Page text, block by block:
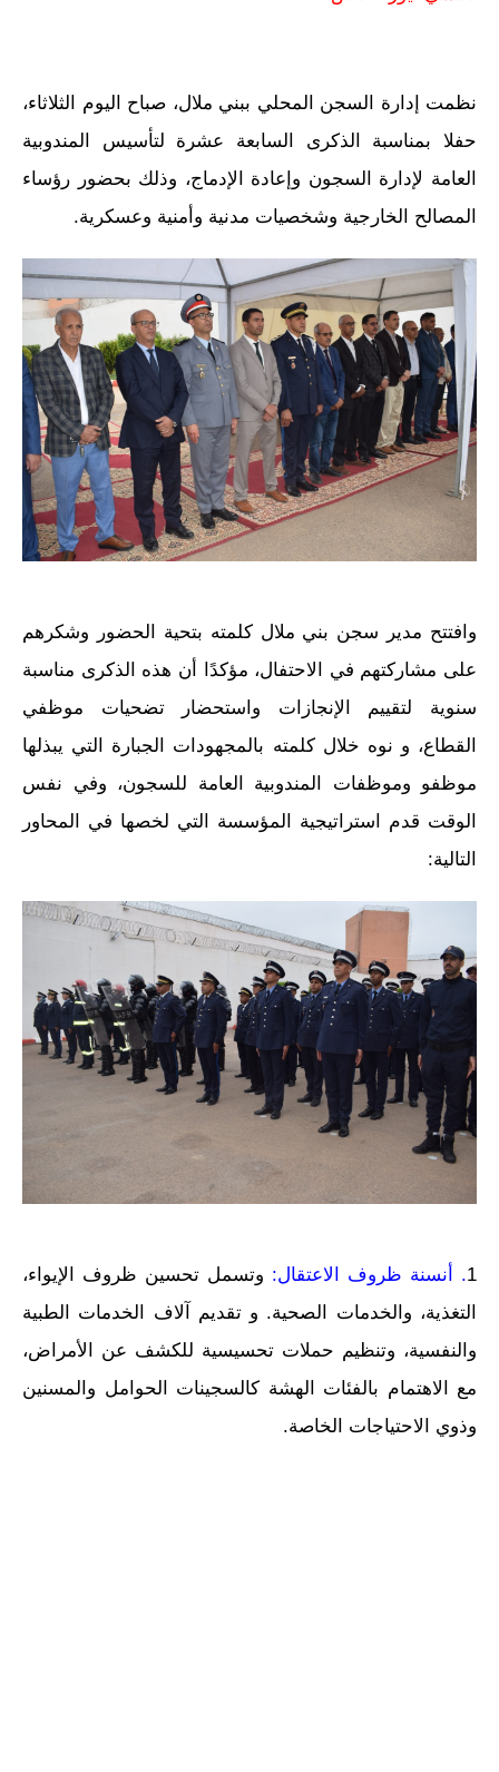
نظمت إدارة السجن المحلي ببني ملال، صباح اليوم الثلاثاء،
حفلا بمناسبة الذكرى السابعة عشرة لتأسيس المندوبية
العامة لإدارة السجون وإعادة الإدماج، وذلك بحضور رؤساء
المصالح الخارجية وشخصيات مدنية وأمنية وعسكرية.
وافتتح مدير سجن بني ملال كلمته بتحية الحضور وشكرهم
على مشاركتهم في الاحتفال، مؤكدًا أن هذه الذكرى مناسبة
سنوية لتقييم الإنجازات واستحضار تضحيات موظفي
القطاع، و نوه خلال كلمته بالمجهودات الجبارة التي يبذلها
موظفو وموظفات المندوبية العامة للسجون، وفي نفس
الوقت قدم استراتيجية المؤسسة التي لخصها في المحاور
التالية:
1. أنسنة ظروف الاعتقال: وتسمل تحسين ظروف الإيواء،
التغذية، والخدمات الصحية. و تقديم آلاف الخدمات الطبية
والنفسية، وتنظيم حملات تحسيسية للكشف عن الأمراض،
مع الاهتمام بالفئات الهشة كالسجينات الحوامل والمسنين
وذوي الاحتياجات الخاصة.